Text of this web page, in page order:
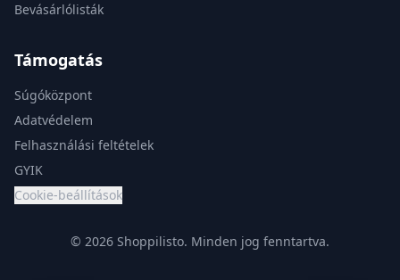
Bevásárlólisták
Támogatás
Súgóközpont
Adatvédelem
Felhasználási feltételek
GYIK
Cookie-beállítások
© 2026 Shoppilisto. Minden jog fenntartva.